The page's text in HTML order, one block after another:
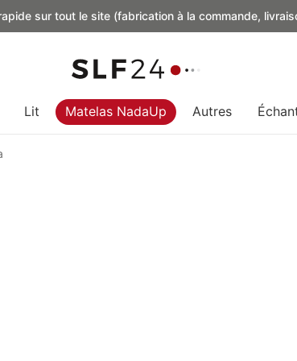
sur tout le site (fabrication à la commande,
Lit Matelas NadaUp Autres